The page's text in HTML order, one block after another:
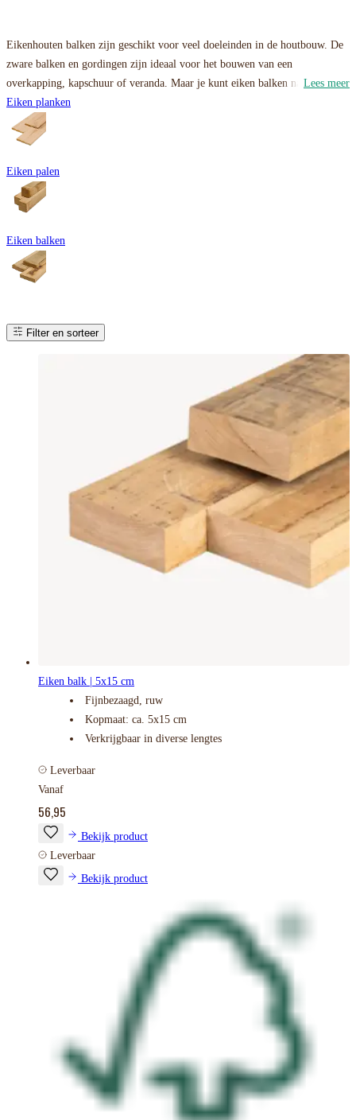
Eikenhouten balken zijn geschikt voor veel doeleinden in de houtbouw. De
zware balken en gordingen zijn ideaal voor het bouwen van een
overkapping, kapschuur of veranda. Maar je kunt eiken balken natuurlijk
ook mooi in de tuin plaatsen. Aan jou de keuze!
Onze eiken balken zijn vers en fijnbezaagd. Dat betekent dat het oppervlak
Lees meer
Eiken planken
Eiken palen
Eiken balken
Filter en sorteer
Eiken balk | 5x15 cm
Fijnbezaagd, ruw
Kopmaat: ca. 5x15 cm
Verkrijgbaar in diverse lengtes
Leverbaar
Vanaf
56,95
Bekijk product
Leverbaar
Bekijk product